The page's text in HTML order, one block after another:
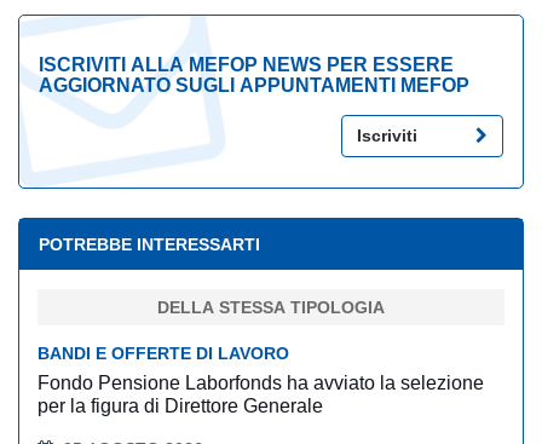
ISCRIVITI ALLA MEFOP NEWS PER ESSERE
AGGIORNATO SUGLI APPUNTAMENTI MEFOP
Iscriviti
POTREBBE INTERESSARTI
DELLA STESSA TIPOLOGIA
BANDI E OFFERTE DI LAVORO
Fondo Pensione Laborfonds ha avviato la selezione
per la figura di Direttore Generale